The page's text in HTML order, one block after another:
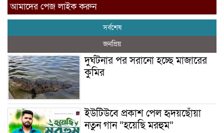
আমাদের পেজ লাইক করুন
সর্বশেষ
জনপ্রিয়
দুর্ঘটনার পর সরানো হচ্ছে মাজারের
কুমির
ইউটিউবে প্রকাশ পেল হৃদয়ছোঁয়া
নতুন গান “হয়েছি মরহুম”